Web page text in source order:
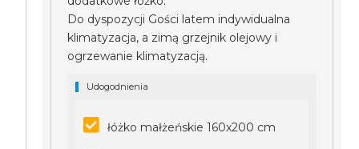
Do dyspozycji Gości latem indywidualna
klimatyzacja, a zimą grzejnik olejowy i
ogrzewanie klimatyzacją.
Udogodnienia
łóżko małżeńskie 160x200 cm